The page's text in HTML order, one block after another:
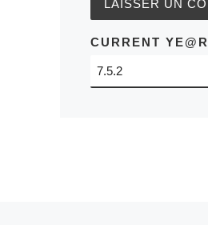
CURRENT YE@R